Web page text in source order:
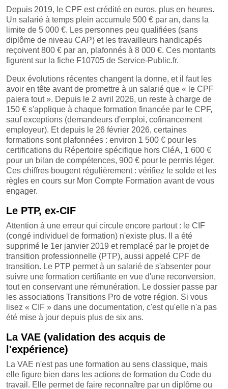
Depuis 2019, le CPF est crédité en euros, plus en heures.
Un salarié à temps plein accumule 500 € par an, dans la
limite de 5 000 €. Les personnes peu qualifiées (sans
diplôme de niveau CAP) et les travailleurs handicapés
reçoivent 800 € par an, plafonnés à 8 000 €. Ces montants
figurent sur la fiche F10705 de Service-Public.fr.
Deux évolutions récentes changent la donne, et il faut les
avoir en tête avant de promettre à un salarié que « le CPF
paiera tout ». Depuis le 2 avril 2026, un reste à charge de
150 € s'applique à chaque formation financée par le CPF,
sauf exceptions (demandeurs d'emploi, cofinancement
employeur). Et depuis le 26 février 2026, certaines
formations sont plafonnées : environ 1 500 € pour les
certifications du Répertoire spécifique hors CléA, 1 600 €
pour un bilan de compétences, 900 € pour le permis léger.
Ces chiffres bougent régulièrement : vérifiez le solde et les
règles en cours sur Mon Compte Formation avant de vous
engager.
Le PTP, ex-CIF
Attention à une erreur qui circule encore partout : le CIF
(congé individuel de formation) n'existe plus. Il a été
supprimé le 1er janvier 2019 et remplacé par le projet de
transition professionnelle (PTP), aussi appelé CPF de
transition. Le PTP permet à un salarié de s'absenter pour
suivre une formation certifiante en vue d'une reconversion,
tout en conservant une rémunération. Le dossier passe par
les associations Transitions Pro de votre région. Si vous
lisez « CIF » dans une documentation, c'est qu'elle n'a pas
été mise à jour depuis plus de six ans.
La VAE (validation des acquis de
l'expérience)
La VAE n'est pas une formation au sens classique, mais
elle figure bien dans les actions de formation du Code du
travail. Elle permet de faire reconnaître par un diplôme ou